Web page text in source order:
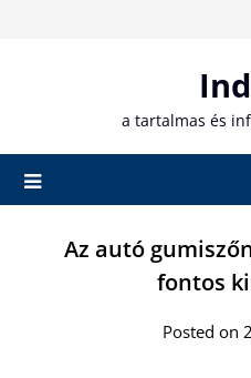
a tartalmas és
Az autó
fontos
Posted on